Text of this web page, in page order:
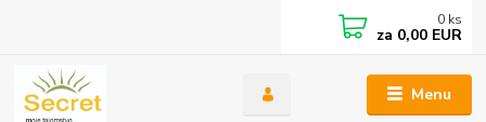
Menu
0 ks
za 0,00 EUR